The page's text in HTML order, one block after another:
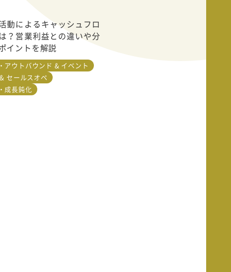
動によるキャッシュフロ
？営業利益との違いや分
イントを解説
アウトバウンド & イベント
セールスオペ
成長鈍化